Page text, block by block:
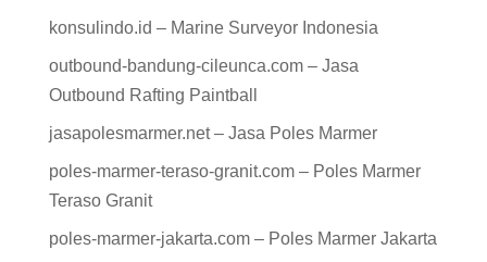
konsulindo.id – Marine Surveyor Indonesia
outbound-bandung-cileunca.com – Jasa
Outbound Rafting Paintball
jasapolesmarmer.net – Jasa Poles Marmer
poles-marmer-teraso-granit.com – Poles Marmer
Teraso Granit
poles-marmer-jakarta.com – Poles Marmer Jakarta